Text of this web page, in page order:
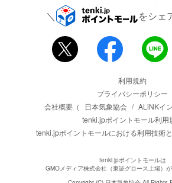
をシェ
利用規約
プライバシーポリシー
会社概要（
日本気象協会 / ALiNKイ
tenki.jpポイントモール利用
tenki.jpポイントモールにおける利用技術
tenki.jpポイントモールは
GMOメディア株式会社（東証グロース上場）が